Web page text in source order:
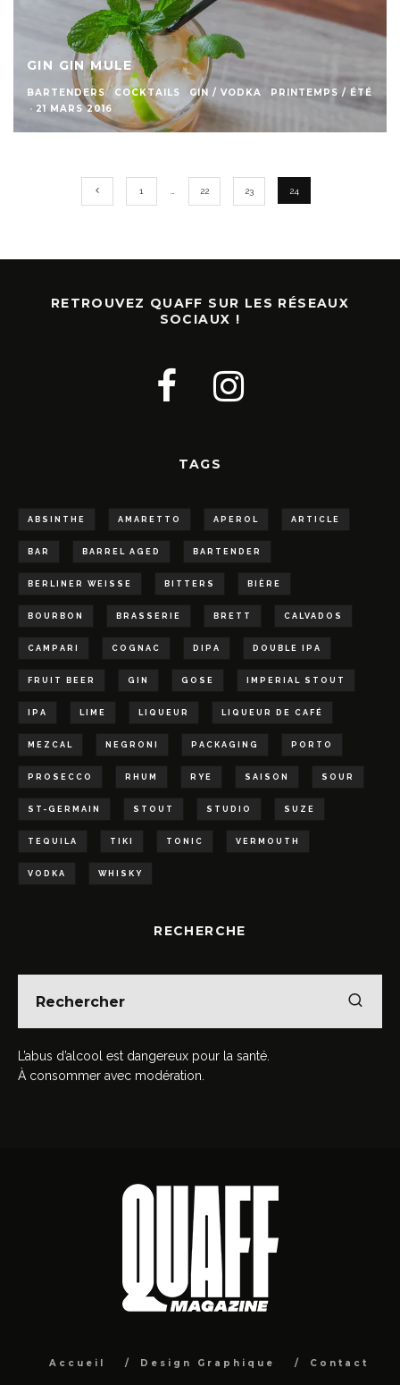
GIN GIN MULE
BARTENDERS COCKTAILS GIN / VODKA
PRINTEMPS / ÉTÉ
· 21 MARS 2016
1 22 23 24
RETROUVEZ QUAFF SUR LES RÉSEAUX
SOCIAUX !
TAGS
ABSINTHE AMARETTO APEROL ARTICLE
BAR BARREL AGED BARTENDER
BERLINER WEISSE BITTERS BIÈRE
BOURBON BRASSERIE BRETT CALVADOS
CAMPARI COGNAC DIPA DOUBLE IPA
FRUIT BEER GIN GOSE IMPERIAL STOUT
IPA LIME LIQUEUR LIQUEUR DE CAFÉ
MEZCAL NEGRONI PACKAGING PORTO
PROSECCO RHUM RYE SAISON SOUR
ST-GERMAIN STOUT STUDIO SUZE
TEQUILA TIKI TONIC VERMOUTH
VODKA WHISKY
RECHERCHE
L’abus d’alcool est dangereux pour la santé.
À consommer avec modération.
Accueil Design Graphique Contact